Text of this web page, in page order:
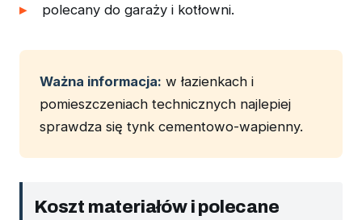
polecany do garaży i kotłowni.
Ważna informacja: w łazienkach i
pomieszczeniach technicznych najlepiej
sprawdza się tynk cementowo-wapienny.
Koszt materiałów i polecane